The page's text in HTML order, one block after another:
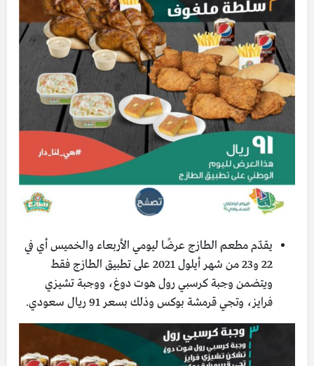
يقدّم مطعم الطازج عرضًا ليومي الأربعاء والخميس أي في
22 و23 من شهر أيلول 2021 على تطبيق الطازج فقط
ويتضمن وجبة كرسبي رول هوت دوغ، ووجبة تشيزي
فرايز، وتجي قرمشة بوكس وذلك بسعر 91 ريال سعودي.